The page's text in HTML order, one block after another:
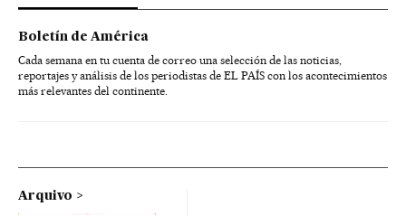
Boletín de América
Cada semana en tu cuenta de correo una selección de las noticias,
reportajes y análisis de los periodistas de EL PAÍS con los acontecimientos
más relevantes del continente.
Arquivo